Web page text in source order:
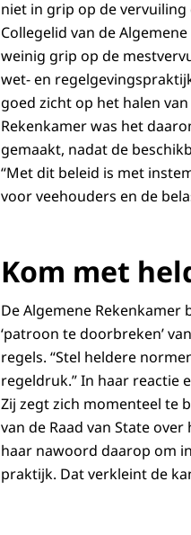
Daarom is de
weer invoeren van
Kom met duidelijke
niet in grip op de
Collegelid van de
weinig grip op de
wet- en
goed zicht op het halen
Rekenkamer was het
gemaakt, nadat de
“Met dit beleid is met
voor veehouders en de
Kom met
De Algemene Rekenkamer
‘patroon te doorbreken’
regels. “Stel heldere
regeldruk.” In haar reactie
Zij zegt zich momenteel te
van de Raad van State
haar nawoord daarop om
praktijk. Dat verkleint de